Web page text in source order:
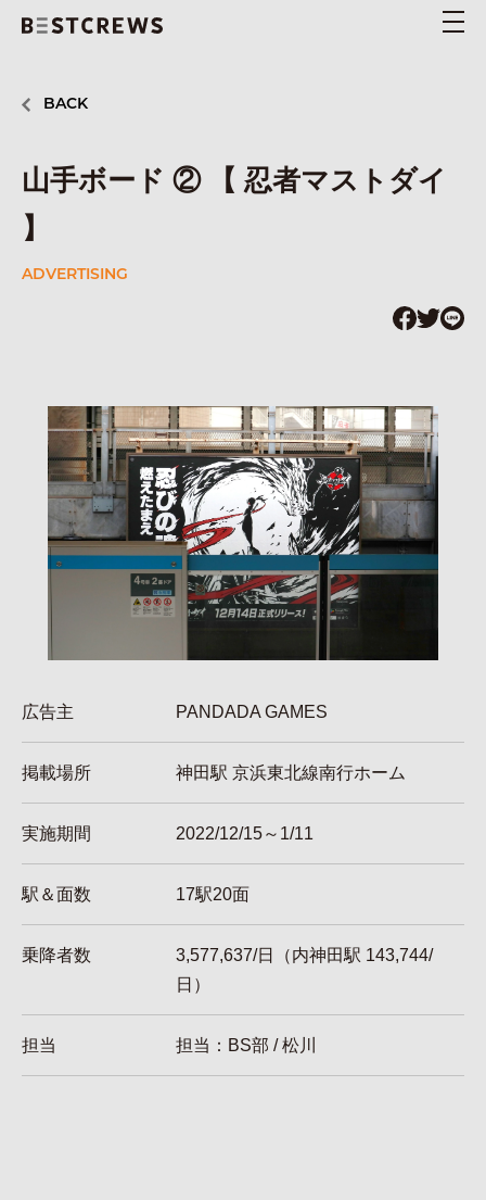
BACK
山手ボード ② 【 忍者マストダイ
】
ADVERTISING
広告主 PANDADA GAMES
掲載場所 神田駅 京浜東北線南行ホーム
実施期間 2022/12/15～1/11
駅＆面数 17駅20面
乗降者数
3,577,637/日（内神田駅 143,744/
日） ​
担当 担当：BS部 / 松川